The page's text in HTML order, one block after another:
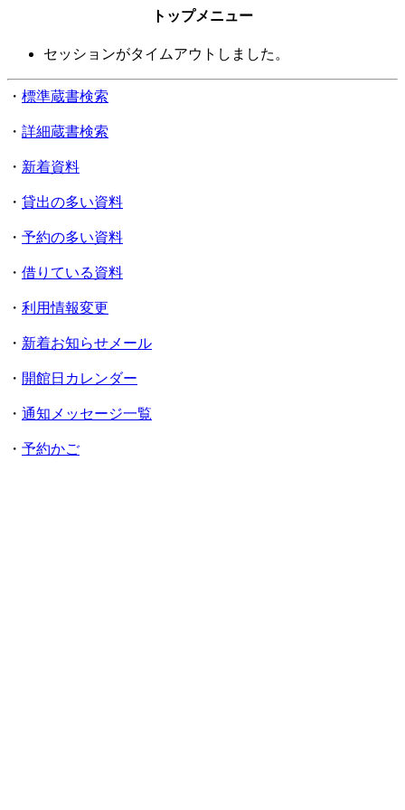
トップメニュー
セッションがタイムアウトしました。
・ 標準蔵書検索
・ 詳細蔵書検索
・ 新着資料
・ 貸出の多い資料
・ 予約の多い資料
・ 借りている資料
・ 利用情報変更
・ 新着お知らせメール
・ 開館日カレンダー
・ 通知メッセージ一覧
・ 予約かご